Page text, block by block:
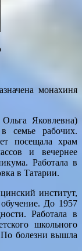
монахиня
Яковлевна)
семье рабочих.
посещала храм
и вечернее
Работала в
в Татарии.
институт,
До 1957
Работала в
школьного
По болезни вышла